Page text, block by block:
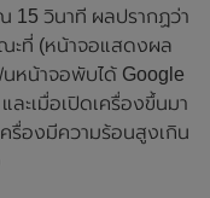
15 วินาที ผลปรากฏว่า
ณะที่ (หน้าจอแสดงผล
นหน้าจอพับได้ Google
ละเมื่อเปิดเครื่องขึ้นมา
รื่องมีความร้อนสูงเกิน